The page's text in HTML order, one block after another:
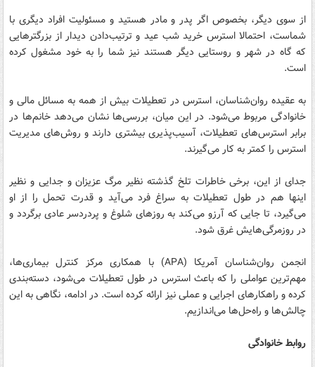
از سوی دیگر، بخصوص اگر پدر و مادر هستید و مسئولیت افراد دیگری با
شماست، احتمالا استرس خرید شب عید و ترتیب‌دادن دیدار از بزرگترهایی
که گاه در شهر و روستایی دیگر هستند نیز شما را به خود مشغول کرده
است.
به عقیده روان‌شناسان، استرس در تعطیلات بیش از همه به مسائل مالی و
خانوادگی مربوط می‌شود. در این میان، بررسی‌ها نشان می‌دهد خانم‌ها در
برابر استرس‌های تعطیلات، آسیب‌پذیری بیشتری دارند و روش‌های مدیریت
استرس را کمتر به کار می‌گیرند.
جدای از این، برخی خاطرات تلخ گذشته نظیر مرگ عزیزان و جدایی و نظیر
اینها هم در طول تعطیلات به سراغ فرد می‌آید و قدرت تحمل را از او
می‌گیرد، تا جایی که آرزو می‌کند به روزهای شلوغ و پردردسر عادی برگردد و
در روزمرگی‌هایش غرق شود.
انجمن روان‌شناسان آمریکا (APA) با همکاری مرکز کنترل بیماری‌ها،
مهم‌ترین عواملی را که باعث استرس در طول تعطیلات می‌شود، دسته‌بندی
کرده و راهکارهای اجرایی و عملی نیز ارائه کرده است. در ادامه، نگاهی به این
چالش‌ها و راه‌حل‌ها می‌اندازیم.
روابط خانوادگی